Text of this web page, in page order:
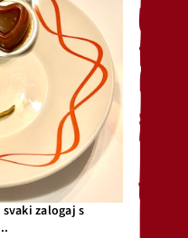
zalogaj s